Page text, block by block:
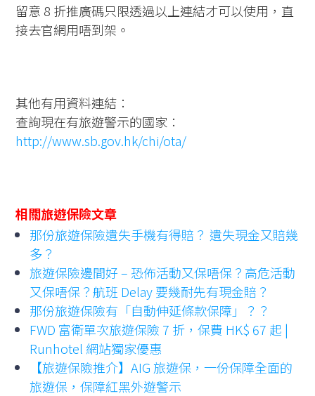
留意 8 折推廣碼只限透過以上連結才可以使用，直
接去官網用唔到架。
其他有用資料連結：
查詢現在有旅遊警示的國家：
http://www.sb.gov.hk/chi/ota/
相關旅遊保險文章
那份旅遊保險遺失手機有得賠？ 遺失現金又賠幾
多？
旅遊保險邊間好 – 恐佈活動又保唔保？高危活動
又保唔保？航班 Delay 要幾耐先有現金賠？
那份旅遊保險有「自動伸延條款保障」？？
FWD 富衛單次旅遊保險 7 折，保費 HK$ 67 起 |
Runhotel 網站獨家優惠
【旅遊保險推介】AIG 旅遊保，一份保障全面的
旅遊保，保障紅黑外遊警示